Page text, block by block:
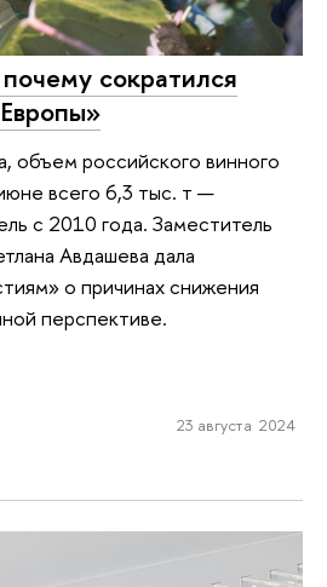
сократился
объем российского винного
всего 6,3 тыс. т —
с 2010 года. Заместитель
Авдашева дала
о причинах снижения
перспективе.
23 августа 2024